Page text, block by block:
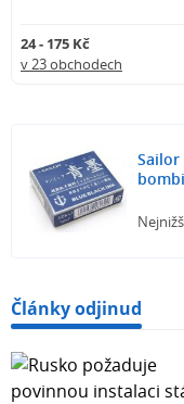
24 - 175 Kč
v 23 obchodech
Články odjinud